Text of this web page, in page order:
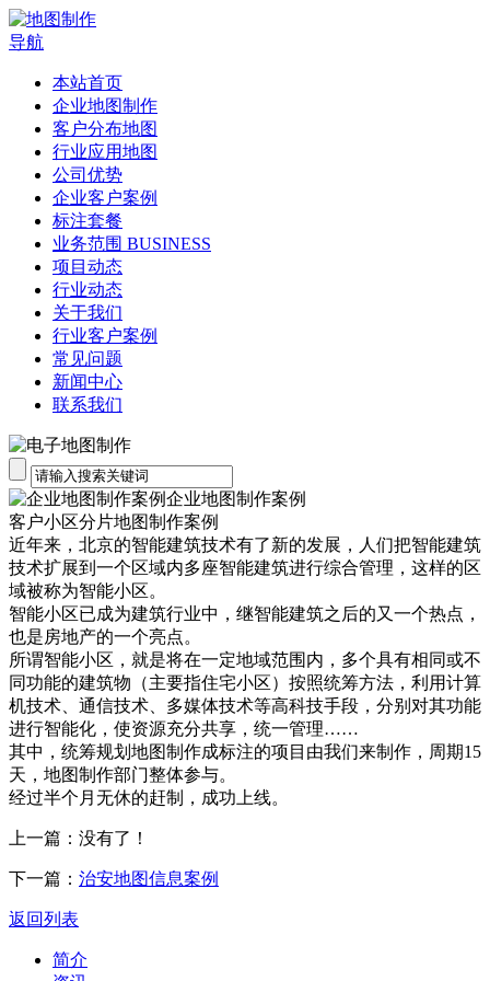
导航
本站首页
企业地图制作
客户分布地图
行业应用地图
公司优势
企业客户案例
标注套餐
业务范围 BUSINESS
项目动态
行业动态
关于我们
行业客户案例
常见问题
新闻中心
联系我们
企业地图制作案例
客户小区分片地图制作案例
近年来，北京的智能建筑技术有了新的发展，人们把智能建筑
技术扩展到一个区域内多座智能建筑进行综合管理，这样的区
域被称为智能小区。
智能小区已成为建筑行业中，继智能建筑之后的又一个热点，
也是房地产的一个亮点。
所谓智能小区，就是将在一定地域范围内，多个具有相同或不
同功能的建筑物（主要指住宅小区）按照统筹方法，利用计算
机技术、通信技术、多媒体技术等高科技手段，分别对其功能
进行智能化，使资源充分共享，统一管理……
其中，统筹规划地图制作成标注的项目由我们来制作，周期15
天，地图制作部门整体参与。
经过半个月无休的赶制，成功上线。
上一篇：没有了！
下一篇： 治安地图信息案例
返回列表
简介